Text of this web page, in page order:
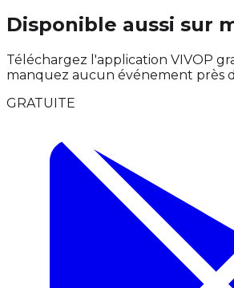
Disponible aussi sur
Téléchargez l'application VIVOP
manquez aucun événement près
GRATUITE